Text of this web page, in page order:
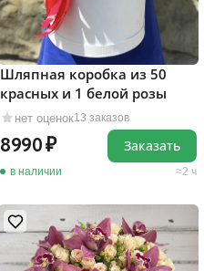
нет оценок13 заказов
Шляпная коробка из 50
красных и 1 белой розы
8990
в наличии 2 ч
Заказать